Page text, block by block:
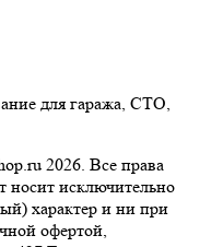
для гаража, СТО,
2026. Все права
исключительно
характер и ни при
офертой,